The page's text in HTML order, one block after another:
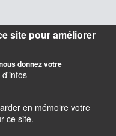
cedex 2
site pour améliorer
donnez votre
d'infos
en mémoire votre
ce site.